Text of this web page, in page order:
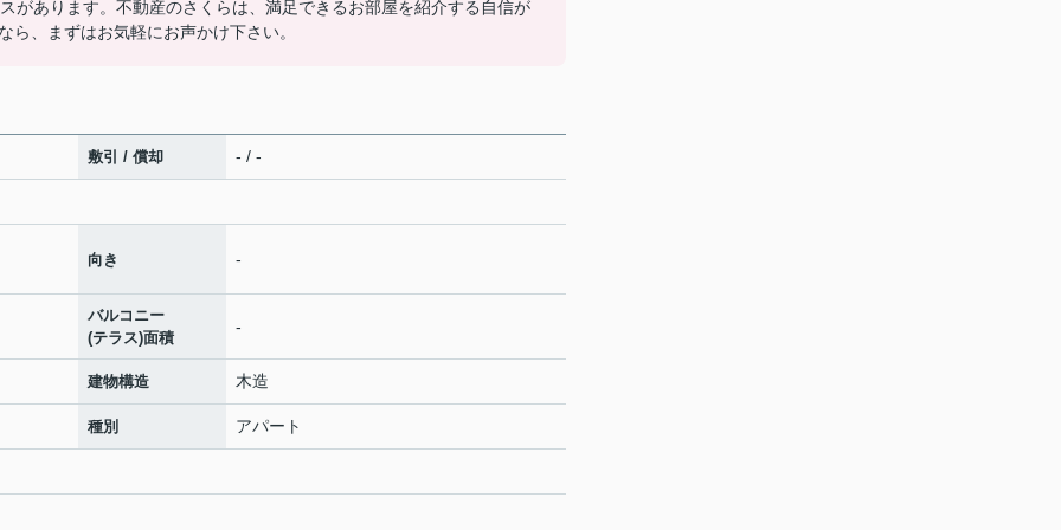
があります。不動産のさくらは、満足できるお部屋を紹介する自信が
、まずはお気軽にお声かけ下さい。
敷引 / 償却 - / -
向き -
バルコニー
(テラス)面積
-
建物構造 木造
種別 アパート